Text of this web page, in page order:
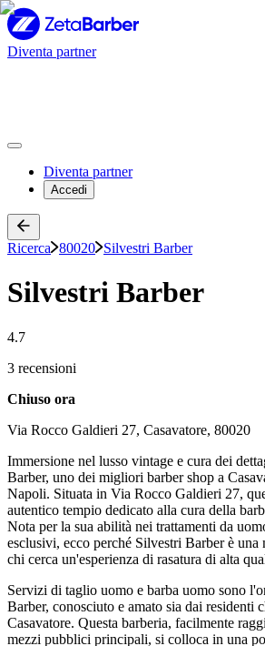
Diventa partner
Diventa partner
Accedi
Ricerca 80020 Silvestri Barber
Silvestri Barber
4.7
3 recensioni
Chiuso ora
Via Rocco Galdieri 27, Casavatore, 80020
Immersione nel lusso vintage e cura dei
Barber, uno dei migliori barber shop a
Napoli. Situata in Via Rocco Galdieri 27,
autentico tempio dedicato alla cura della
Nota per la sua abilità nei trattamenti da
esclusivi, ecco perché Silvestri Barber è
chi cerca un'esperienza di rasatura di alta
Servizi di taglio uomo e barba uomo sono
Barber, conosciuto e amato sia dai residenti
Casavatore. Questa barberia, facilmente
mezzi pubblici principali, si colloca in una